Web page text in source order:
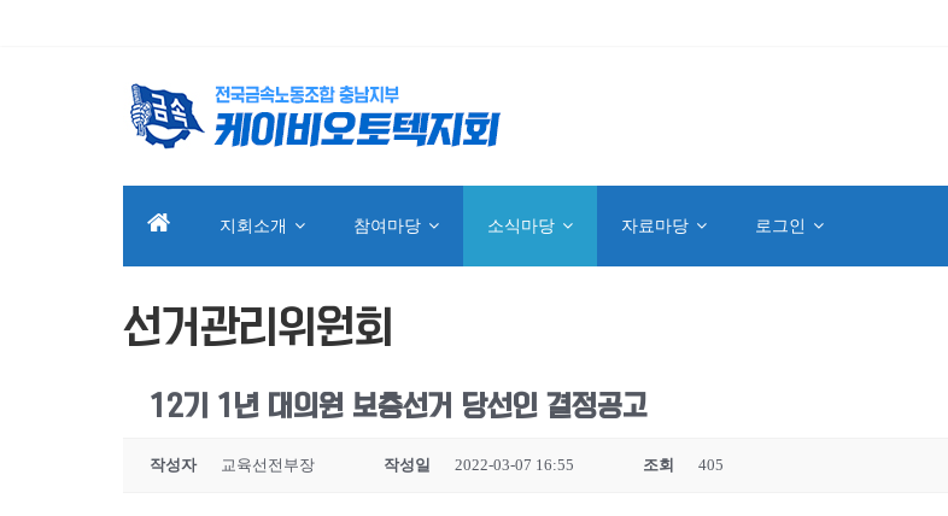
지회소개 참여마당 소식마당 자료마당 로그인
선거관리위원회
12기 1년 대의원 보충선거 당선인 결정공고
작성자 교육선전부장 작성일 2022-03-07 16:55 조회 405